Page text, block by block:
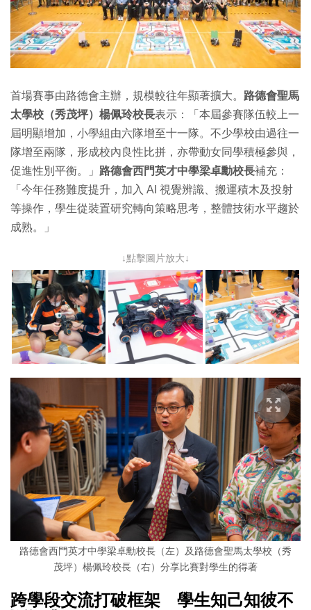
首場賽事由路德會主辦，規模較往年顯著擴大。 路德會聖馬
太學校（秀茂坪）楊佩玲校長表示：「本屆參賽隊伍較上一
屆明顯增加，小學組由六隊增至十一隊。不少學校由過往一
隊增至兩隊，形成校內良性比拼，亦帶動女同學積極參與，
促進性別平衡。」 路德會西門英才中學梁卓勳校長補充：
「今年任務難度提升，加入 AI 視覺辨識、搬運積木及投射
等操作，學生從裝置研究轉向策略思考，整體技術水平趨於
成熟。」
↓點擊圖片放大↓
路德會西門英才中學梁卓勳校長（左）及路德會聖馬太學校（秀
茂坪）楊佩玲校長（右）分享比賽對學生的得著
跨學段交流打破框架 學生知己知彼不